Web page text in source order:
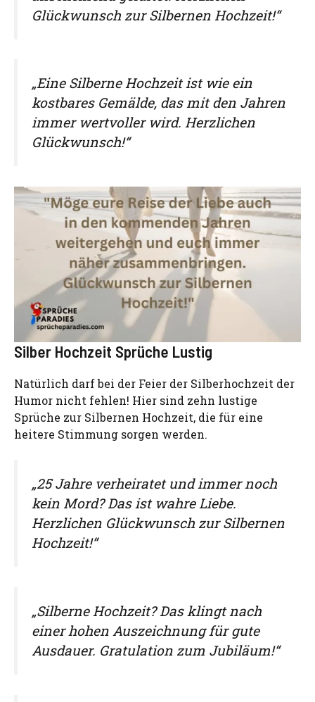
Glückwunsch zur Silbernen Hochzeit!“
„Eine Silberne Hochzeit ist wie ein
kostbares Gemälde, das mit den Jahren
immer wertvoller wird. Herzlichen
Glückwunsch!“
Silber Hochzeit Sprüche Lustig
Natürlich darf bei der Feier der Silberhochzeit der
Humor nicht fehlen! Hier sind zehn lustige
Sprüche zur Silbernen Hochzeit, die für eine
heitere Stimmung sorgen werden.
„25 Jahre verheiratet und immer noch
kein Mord? Das ist wahre Liebe.
Herzlichen Glückwunsch zur Silbernen
Hochzeit!“
„Silberne Hochzeit? Das klingt nach
einer hohen Auszeichnung für gute
Ausdauer. Gratulation zum Jubiläum!“